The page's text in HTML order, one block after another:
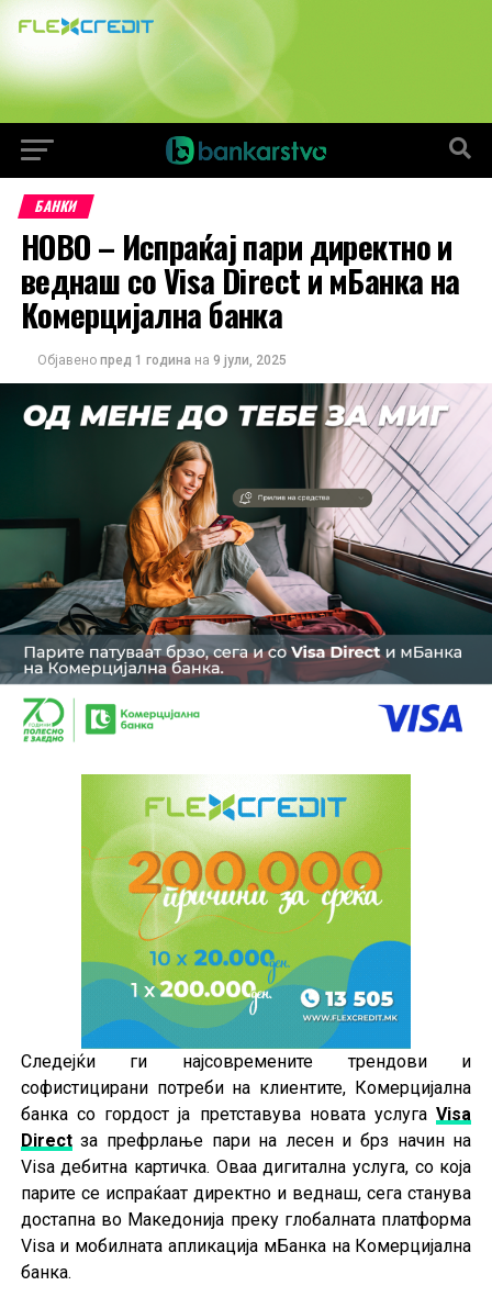
БАНКИ
НОВО – Испраќај пари директно и
веднаш со Visa Direct и мБанка на
Комерцијална банка
Објавено пред 1 година на 9 јули, 2025
Следејќи ги најсовремените трендови и
софистицирани потреби на клиентите, Комерцијална
банка со гордост ја претставува новата услугаVisa
Directза префрлање пари на лесен и брз начин на
Visa дебитна картичка. Оваа дигитална услуга, со која
парите се испраќаат директно и веднаш, сега станува
достапна во Македонија преку глобалната платформа
Visa и мобилната апликација мБанка на Комерцијална
банка.